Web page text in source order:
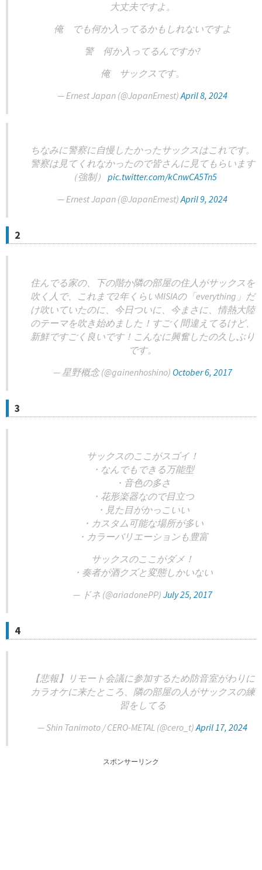
大丈夫ですよ。
俺 でも何か入ってるかもしれないですよ
警 何か入ってるんですか?
俺 サックスです。
— Ernest Japan (@JapanErnest)April 8, 2024
ちなみに警察に自慢したかったサックスはこれです。
警察は見てくれなかったので皆さんに見てもらいます
（強制） pic.twitter.com/kCnwCA5Tn5
— Ernest Japan (@JapanErnest)April 9, 2024
2
住んでる家の、下の階か隣の部屋の住人がサックスを
吹く人で、これまで2年くらいMISIAの「everything」だ
け吹いていたのに、今日ついに、今まさに、情熱大陸
のテーマを吹き始めました！すごく間違えてるけど、
新鮮ですごく良いです！こんなに興奮したの久しぶり
です。
— 星野概念 (@gainenhoshino) October 6, 2017
3
サックスのここがスゴイ！
・なんでもできる万能型
・音色の多さ
・花形楽器なので目立つ
・見た目がかっこいい
・カスタム可能な場所が多い
・カラーバリエーションも豊富
サックスのここがダメ！
・奏者が酒クズと変態しかいない
— ドネ (@ariadonePP) July 25, 2017
4
【悲報】リモート会議に参加するため防音室がわりに
カラオケに来たところ、隣の部屋の人がサックスの練
習をしてる
— Shin Tanimoto / CERO-METAL (@cero_t)April 17, 2024
スポンサーリンク